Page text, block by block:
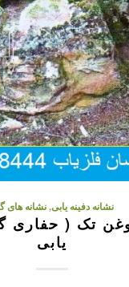
نشانه دفینه یابی,نشانه های
تک ( حفاری
یابی